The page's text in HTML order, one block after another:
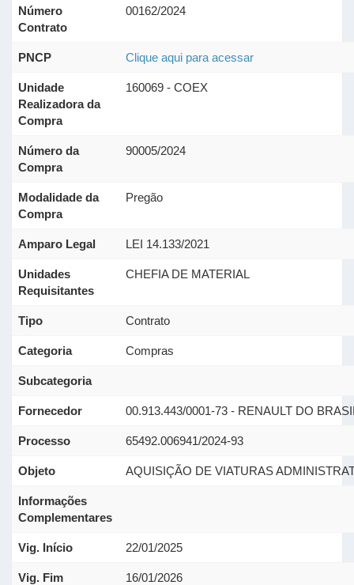
Número
Contrato
00162/2024
PNCP Clique aqui para acessar
Unidade
Realizadora da
Compra
160069 - COEX
Número da
Compra
90005/2024
Modalidade da
Compra
Pregão
Amparo Legal LEI 14.133/2021
Unidades
Requisitantes
CHEFIA DE MATERIAL
Tipo Contrato
Categoria Compras
Subcategoria
Fornecedor 00.913.443/0001-73 - RENAULT DO
Processo 65492.006941/2024-93
Objeto AQUISIÇÃO DE VIATURAS
Informações
Complementares
Vig. Início 22/01/2025
Vig. Fim 16/01/2026